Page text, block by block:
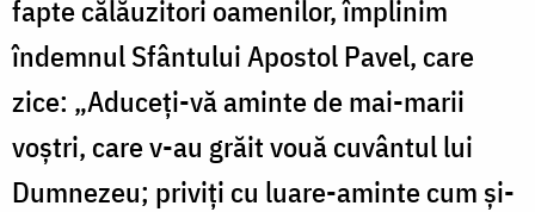
fapte călăuzitori oamenilor, împlinim
îndemnul Sfântului Apostol Pavel, care
zice: „Aduceți-vă aminte de mai-marii
voștri, care v-au grăit vouă cuvântul lui
Dumnezeu; priviți cu luare-aminte cum și-